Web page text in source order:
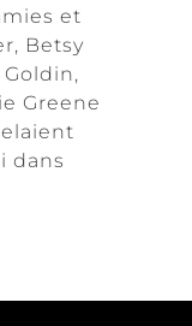
et
Betsy
Goldin,
Greene
dans